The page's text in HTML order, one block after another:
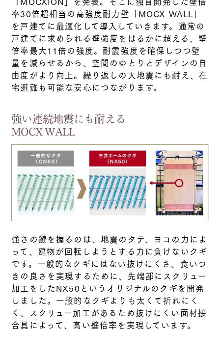
率30倍超相当の高強度耐力壁「MOCX WALL」
を戸建てに最適化して導入していきます。通常の
戸建てに求められる壁強度をはるかに超える、壁
倍率最大11倍の強度。耐震強度を確保しつつ壁
量を減らせるから、空間のゆとりとデザインの自
由度がより向上。繰り返しの大地震にも耐え、在
宅避難も可能な安心につながります。
強い連続地震にも耐える
MOCX WALL
強さの鍵を握るのは、地震のタテ、ヨコの力によ
って、建物が回転しようとする力に負けないクギ
です。一般的なクギにはない抜けにくさ、食いつ
きの良さを実現するために、先端部にスクリュー
加工をしたNX50というオリジナルのクギを開発
しました。一般的なクギよりも太くて折れにく
く、スクリュー加工があるため抜けにくい面材接
合具によって、高い壁倍率を実現しています。